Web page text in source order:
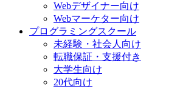
Webデザイナー向け
Webマーケター向け
プログラミングスクール
未経験・社会人向け
転職保証・支援付き
大学生向け
20代向け